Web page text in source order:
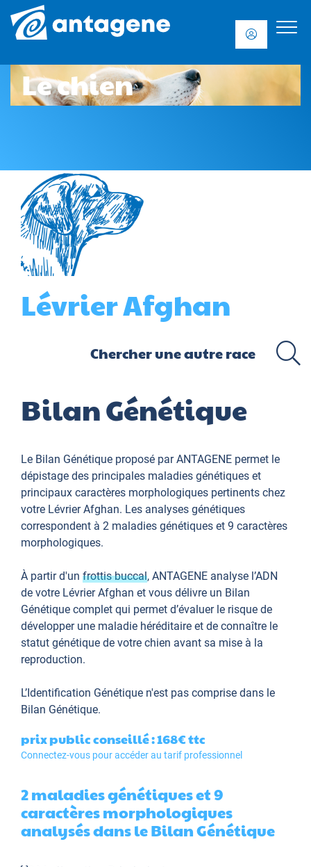
Le chien
Lévrier Afghan
Bilan Génétique
Le Bilan Génétique proposé par ANTAGENE permet le
dépistage des principales maladies génétiques et
principaux caractères morphologiques pertinents chez
votre Lévrier Afghan. Les analyses génétiques
correspondent à 2 maladies génétiques et 9 caractères
morphologiques.
À partir d'un frottis buccal, ANTAGENE analyse l’ADN
de votre Lévrier Afghan et vous délivre un Bilan
Génétique complet qui permet d’évaluer le risque de
développer une maladie héréditaire et de connaître le
statut génétique de votre chien avant sa mise à la
reproduction.
L’Identification Génétique n'est pas comprise dans le
Bilan Génétique.
prix public conseillé : 168€ttc
Connectez-vous pour accéder au tarif professionnel
2 maladies génétiques et 9
caractères morphologiques
analysés dans le Bilan Génétique